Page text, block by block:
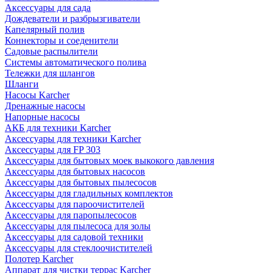
Аксессуары для сада
Дождеватели и разбрызгиватели
Капелярный полив
Коннекторы и соеденители
Садовые распылители
Системы автоматического полива
Тележки для шлангов
Шланги
Насосы Karcher
Дренажные насосы
Напорные насосы
АКБ для техники Karcher
Аксессуары для техники Karcher
Аксессуары для FP 303
Аксессуары для бытовых моек выкокого давления
Аксессуары для бытовых насосов
Аксессуары для бытовых пылесосов
Аксессуары для гладильных комплектов
Аксессуары для пароочистителей
Аксессуары для паропылесосов
Аксессуары для пылесоса для золы
Аксессуары для садовой техники
Аксессуары для стеклоочистителей
Полотер Karcher
Аппарат для чистки террас Karcher